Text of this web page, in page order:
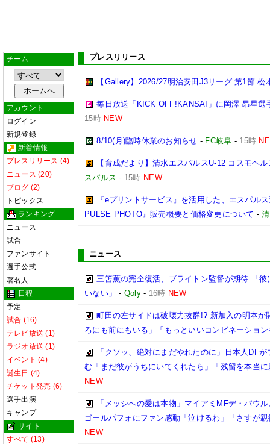
チーム
アカウント
ログイン
新規登録
新着情報
プレスリリース (4)
ニュース (20)
ブログ (2)
トピックス
ランキング
ニュース
試合
ファンサイト
選手公式
著名人
日程
予定
試合 (16)
テレビ放送 (1)
ラジオ放送 (1)
イベント (4)
誕生日 (4)
チケット発売 (6)
選手出演
キャンプ
サイト
すべて (13)
プレスリリース
【Gallery】2026/27明治安田J3リーグ 第1節 松
毎日放送「KICK OFF!KANSAI」に岡澤 昂星選
15時 NEW
8/10(月)臨時休業のお知らせ - FC岐阜 - 15時
【育成だより】清水エスパルスU-12 コスモヘ
スパルス - 15時 NEW
『eプリントサービス』を活用した、エスパル
PULSE PHOTO』販売概要と価格変更について -
ニュース
三笘薫の完全復活、ブライトン監督が期待 「
いない」
- Qoly- 16時 NEW
町田の左サイドは破壊力抜群!? 新加入の明本
ろにも前にもいる」「もっといいコンビネーショ
「クソッ、絶対にまだやれたのに」日本人DF
む「まだ彼がうちにいてくれたら」「残留を本当
NEW
「メッシへの愛は本物」マイアミMFデ・パウ
ゴールパフォにファン感動「泣けるわ」「さすが
NEW